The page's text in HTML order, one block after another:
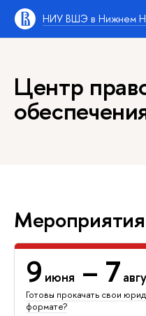
НИУ ВШЭ в Нижнем
Центр
Мероприятия
9 июня – 7
Готовы прокачать свои
формате?